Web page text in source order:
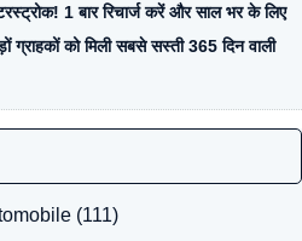
1 बार रिचार्ज करें और साल भर के लिए
ग्राहकों को मिली सबसे सस्ती 365 दिन वाली
(111)